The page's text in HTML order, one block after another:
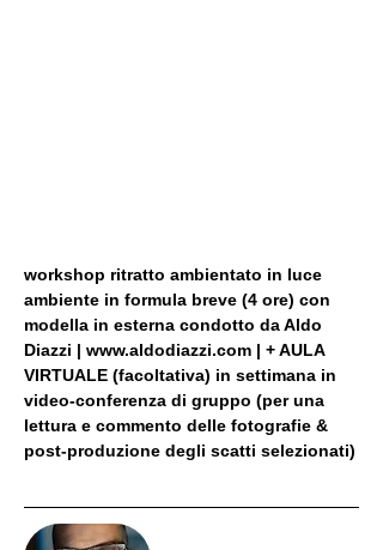
workshop ritratto ambientato in luce
ambiente in formula breve (4 ore) con
modella in esterna condotto da Aldo
Diazzi | www.aldodiazzi.com | + AULA
VIRTUALE (facoltativa) in settimana in
video-conferenza di gruppo (per una
lettura e commento delle fotografie &
post-produzione degli scatti selezionati)